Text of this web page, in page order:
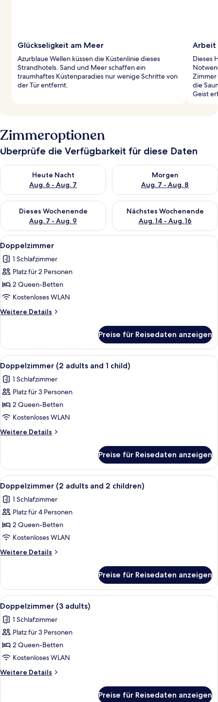
Glückseligkeit am Meer
Azurblaue Wellen küssen die Küstenlinie dieses
Strandhotels. Sand und Meer schaffen ein
traumhaftes Küstenparadies nur wenige Schritte von
der Tür entfernt.
Arbeit
Dieses
die
Geist
Zimmeroptionen
Überprüfe die Verfügbarkeit für diese Daten
Heute Nacht
Aug. 6 - Aug. 7
Überprüfe die Verfügbarkeit für heute Nacht, Aug. 6 - Aug. 7.
Morgen
Aug. 7 - Aug. 8
Überprüfe die Verfügbarkeit
Dieses Wochenende
Aug. 7 - Aug. 9
Überprüfe die Verfügbarkeit für dieses Wochenende, Aug. 7
Nächstes Wochenende
Aug. 14 - Aug. 16
Überprüfe die Verfügbarkeit
Alle
Fotos
für
Doppelzimmer
anzeigen
Ein Hotelzimmer mit zwei Betten,
4
Doppelzimmer
1 Schlafzimmer
Platz für 2 Personen
2 Queen-Betten
Kostenloses WLAN
Weitere Details
Weitere
Preise für Reisedaten anzeigen
Alle
Fotos
für
Doppelzimmer
(2
adults
and
1
anzeigen
Ein Hotelzimmer mit zwei Betten,
4
Doppelzimmer (2 adults and 1 child)
1 Schlafzimmer
Platz für 3 Personen
2 Queen-Betten
Kostenloses WLAN
Weitere Details
Weitere
(2
adults
and
child)
Preise für Reisedaten anzeigen
Alle
Fotos
für
Doppelzimmer
(2
adults
and
2
anzeigen
Ein Hotelzimmer mit zwei Betten,
4
Doppelzimmer (2 adults and 2 children)
1 Schlafzimmer
Platz für 4 Personen
2 Queen-Betten
Kostenloses WLAN
Weitere Details
Weitere
(2
adults
and
children)
Preise für Reisedaten anzeigen
Alle
Fotos
für
Doppelzimmer
(3
adults)
anzeigen
Ein Hotelzimmer mit zwei Betten,
4
Doppelzimmer (3 adults)
1 Schlafzimmer
Platz für 3 Personen
2 Queen-Betten
Kostenloses WLAN
Weitere Details
Weitere
Preise für Reisedaten anzeigen